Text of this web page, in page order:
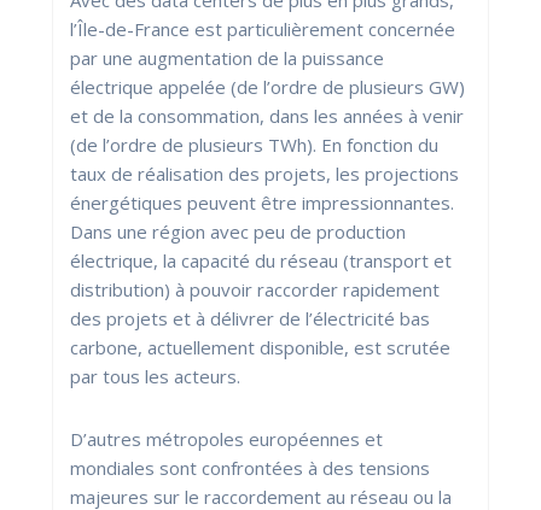
l’Île-de-France est particulièrement concernée
par une augmentation de la puissance
électrique appelée (de l’ordre de plusieurs GW)
et de la consommation, dans les années à venir
(de l’ordre de plusieurs TWh). En fonction du
taux de réalisation des projets, les projections
énergétiques peuvent être impressionnantes.
Dans une région avec peu de production
électrique, la capacité du réseau (transport et
distribution) à pouvoir raccorder rapidement
des projets et à délivrer de l’électricité bas
carbone, actuellement disponible, est scrutée
par tous les acteurs.
D’autres métropoles européennes et
mondiales sont confrontées à des tensions
majeures sur le raccordement au réseau ou la